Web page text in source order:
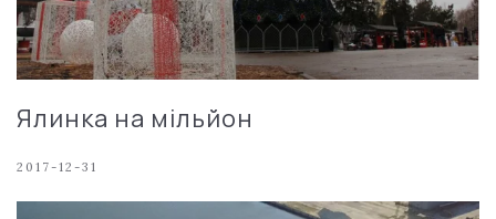
Ялинка на мільйон
2017-12-31